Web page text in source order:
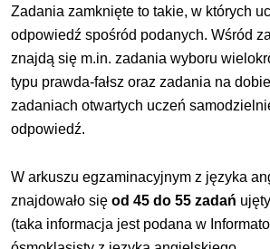
Zadania zamknięte to takie, w których
odpowiedź spośród podanych. Wśród
znajdą się m.in. zadania wyboru
typu prawda-fałsz oraz zadania na
zadaniach otwartych uczeń
odpowiedź.
W arkuszu egzaminacyjnym z języka
znajdowało sięod 45 do 55 zadań
(taka informacja jest podana w